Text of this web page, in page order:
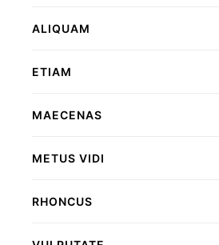
ALIQUAM
ETIAM
MAECENAS
METUS VIDI
RHONCUS